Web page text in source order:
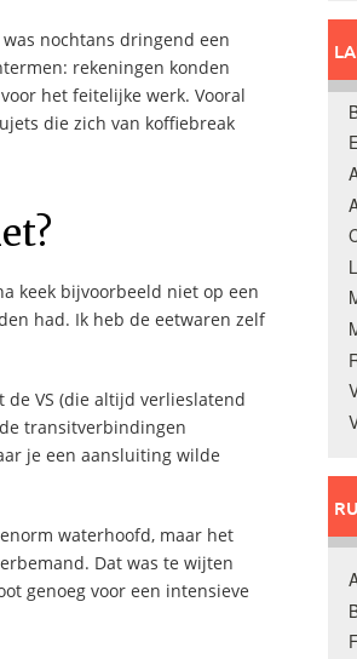
nochtans dringend een
rekeningen konden
het feitelijke werk. Vooral
die zich van koffiebreak
keek bijvoorbeeld niet op een
had. Ik heb de eetwaren zelf
VS (die altijd verlieslatend
transitverbindingen
je een aansluiting wilde
waterhoofd, maar het
Dat was te wijten
genoeg voor een intensieve